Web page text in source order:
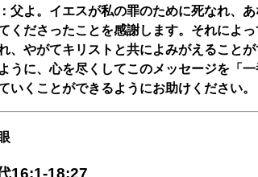
父よ。イエスが私の罪のために死なれ、
くださったことを感謝します。それによ
、やがてキリストと共によみがえること
うに、心を尽くしてこのメッセージを「
いくことができるようにお助けください。